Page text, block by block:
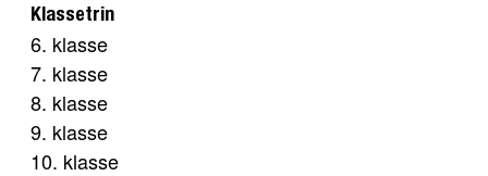
Klassetrin
6. klasse
7. klasse
8. klasse
9. klasse
10. klasse